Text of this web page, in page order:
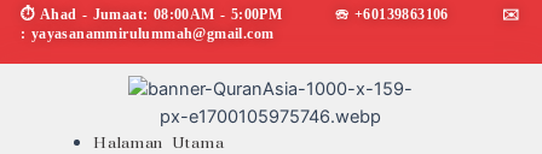
Skip
content
⏱︎ Ahad - Jumaat: 08:00AM - 5:00PM ☏ +60139863106 ✉︎
: yayasanammirulummah@gmail.com
Halaman Utama
Menu